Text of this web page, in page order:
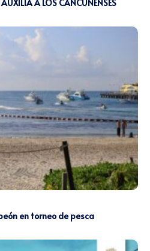
A LOS CANCUNENSES
en torneo de pesca